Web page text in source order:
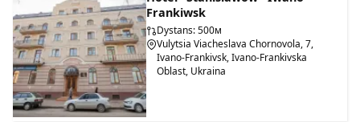
Frankiwsk
Dystans: 500м
Vulytsia Viacheslava Chornovola, 7,
Ivano-Frankivsk, Ivano-Frankivska
Oblast, Ukraina